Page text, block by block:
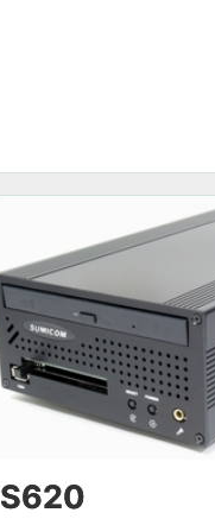
S620